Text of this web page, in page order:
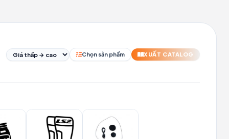
Chọn sản phẩm XUẤT CATALOG